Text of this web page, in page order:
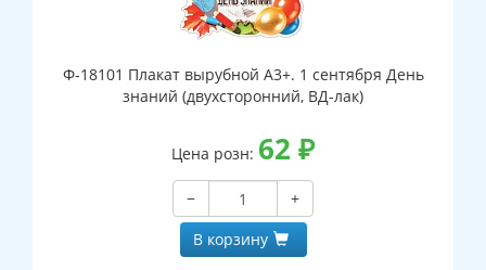
Ф-18101 Плакат вырубной А3+. 1 сентября День
знаний (двухсторонний, ВД-лак)
Цена розн: 62 ₽
−
+
В корзину